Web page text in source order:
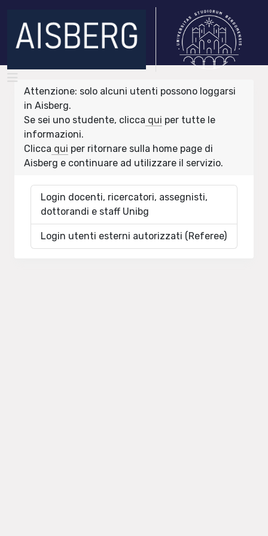
Attenzione: solo alcuni utenti possono loggarsi
in Aisberg.
Se sei uno studente, clicca qui per tutte le
informazioni.
Clicca qui per ritornare sulla home page di
Aisberg e continuare ad utilizzare il servizio.
Login docenti, ricercatori, assegnisti,
dottorandi e staff Unibg
Login utenti esterni autorizzati (Referee)